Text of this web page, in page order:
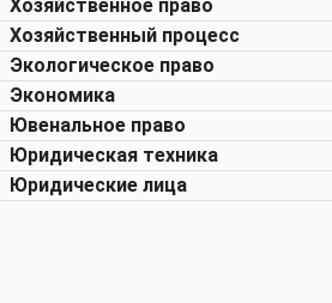
Хозяйственное право
Хозяйственный процесс
Экологическое право
Экономика
Ювенальное право
Юридическая техника
Юридические лица